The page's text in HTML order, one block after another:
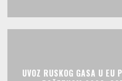
UVOZ RUSKOG GASA U EU